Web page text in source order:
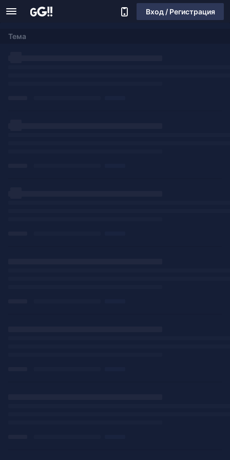
Вход / Регистрация
Тема